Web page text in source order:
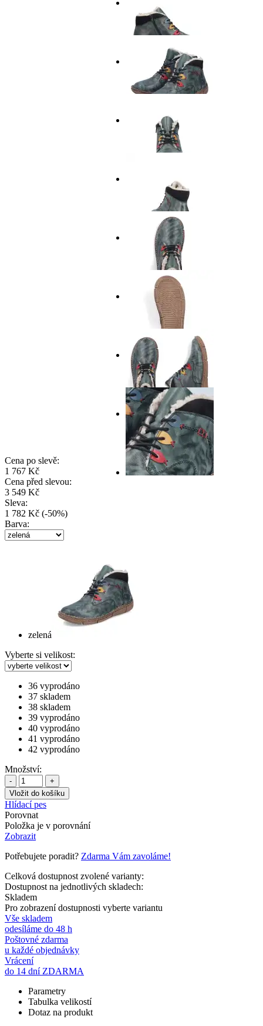
Cena po slevě:
1 767 Kč
Cena před slevou:
3 549 Kč
Sleva:
1 782 Kč (-50%)
Barva:
zelená
Vyberte si velikost:
36 vyprodáno
37 skladem
38 skladem
39 vyprodáno
40 vyprodáno
41 vyprodáno
42 vyprodáno
Množství:
- +
Hlídací pes
Porovnat
Položka je v porovnání
Zobrazit
Potřebujete poradit? Zdarma Vám zavoláme!
Celková dostupnost zvolené varianty:
Dostupnost na jednotlivých skladech:
Skladem
Pro zobrazení dostupnosti vyberte variantu
Vše skladem
odesíláme do 48 h
Poštovné zdarma
u každé objednávky
Vrácení
do 14 dní ZDARMA
Parametry
Tabulka velikostí
Dotaz na produkt